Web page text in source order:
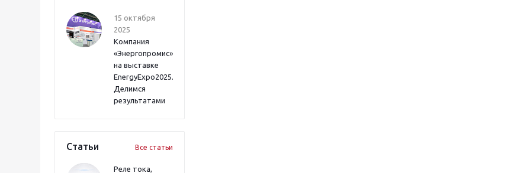
15 октября
2025
Компания
«Энергопромис»
на выставке
EnergyExpo2025.
Делимся
результатами
Статьи Все статьи
Реле тока,